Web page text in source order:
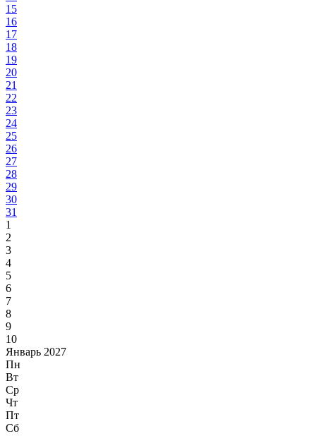
15
16
17
18
19
20
21
22
23
24
25
26
27
28
29
30
31
1
2
3
4
5
6
7
8
9
10
Январь 2027
Пн
Вт
Ср
Чт
Пт
Сб